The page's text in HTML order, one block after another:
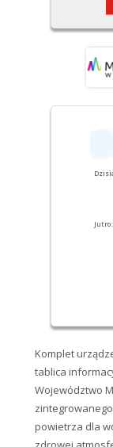
Komplet
tablica
Województwo
powietrza dla